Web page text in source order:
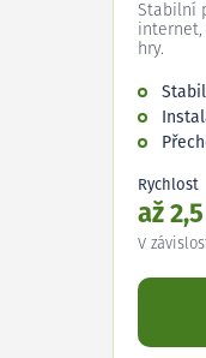
Stabilní
internet,
hry.
Rychlost
až
V